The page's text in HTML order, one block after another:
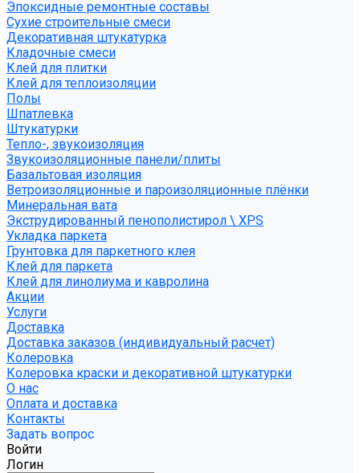
Эпоксидные ремонтные составы
Сухие строительные смеси
Декоративная штукатурка
Кладочные смеси
Клей для плитки
Клей для теплоизоляции
Полы
Шпатлевка
Штукатурки
Тепло-, звукоизоляция
Звукоизоляционные панели/плиты
Базальтовая изоляция
Ветроизоляционные и пароизоляционные плёнки
Минеральная вата
Экструдированный пенополистирол \ XPS
Укладка паркета
Грунтовка для паркетного клея
Клей для паркета
Клей для линолиума и кавролина
Акции
Услуги
Доставка
Доставка заказов (индивидуальный расчет)
Колеровка
Колеровка краски и декоративной штукатурки
О нас
Оплата и доставка
Контакты
Задать вопрос
Войти
Логин